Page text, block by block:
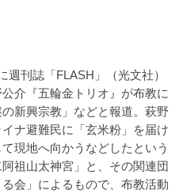
刊誌「FLASH」（光文社）
介『五輪金トリオ』が布教に
新興宗教」などと報道。萩野
ナ避難民に「玄米粉」を届け
現地へ向かうなどしたという
祖山太神宮」と、その関連団
会」によるもので、布教活動